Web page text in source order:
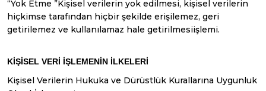
“Yok Etme ”Kişisel verilerin yok edilmesi, kişisel verilerin
hiçkimse tarafından hiçbir şekilde erişilemez, geri
getirilemez ve kullanılamaz hale getirilmesiişlemi.
KİŞİSEL VERİ İŞLEMENİN İLKELERİ
Kişisel Verilerin Hukuka ve Dürüstlük Kurallarına Uygunluk